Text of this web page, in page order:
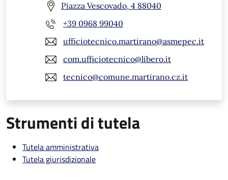
Piazza Vescovado, 4 88040
+39 0968 99040
ufficiotecnico.martirano@asmepec.it
com.ufficiotecnico@libero.it
tecnico@comune.martirano.cz.it
Strumenti di tutela
Tutela amministrativa
Tutela giurisdizionale